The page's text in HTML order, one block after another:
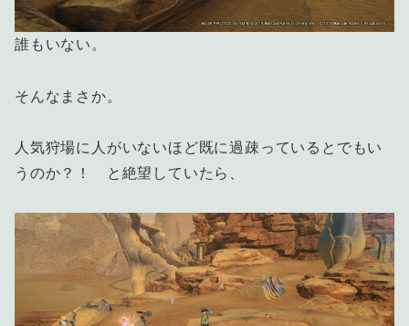
誰もいない。
そんなまさか。
人気狩場に人がいないほど既に過疎っているとでもい
うのか？！ と絶望していたら、